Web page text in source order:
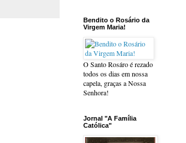
Bendito o Rosário da
Virgem Maria!
O Santo Rosáro é rezado
todos os dias em nossa
capela, graças a Nossa
Senhora!
Jornal "A Família
Católica"